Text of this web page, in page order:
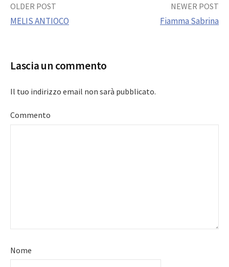
Post
OLDER POST
MELIS ANTIOCO
NEWER POST
Fiamma Sabrina
Lascia un commento
Il tuo indirizzo email non sarà pubblicato.
Commento
Nome